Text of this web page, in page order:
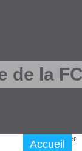
de la
Accueil
Nous trouver